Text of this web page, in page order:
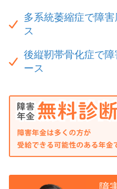
多系統萎縮症で障
ス
後縦靭帯骨化症で
ース